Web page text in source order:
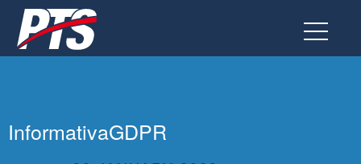
Go
to
the
InformativaGDPR